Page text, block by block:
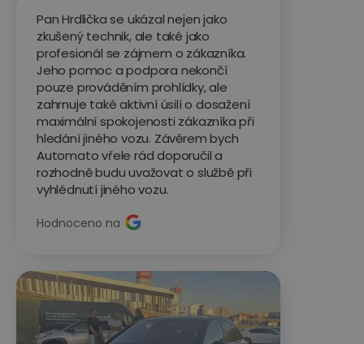
Pan Hrdlička se ukázal nejen jako
zkušený technik, ale také jako
profesionál se zájmem o zákazníka.
Jeho pomoc a podpora nekončí
pouze prováděním prohlídky, ale
zahrnuje také aktivní úsilí o dosažení
maximální spokojenosti zákazníka při
hledání jiného vozu. Závěrem bych
Automato vřele rád doporučil a
rozhodně budu uvažovat o službě při
vyhlédnutí jiného vozu.
Hodnoceno na